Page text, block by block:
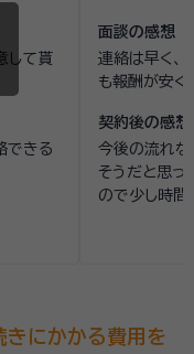
して貰
できる
面談の感想
連絡は早く、
も報酬が安く
契約後の感想
今後の流れな
そうだと思っ
ので少し時間
にかかる費用を